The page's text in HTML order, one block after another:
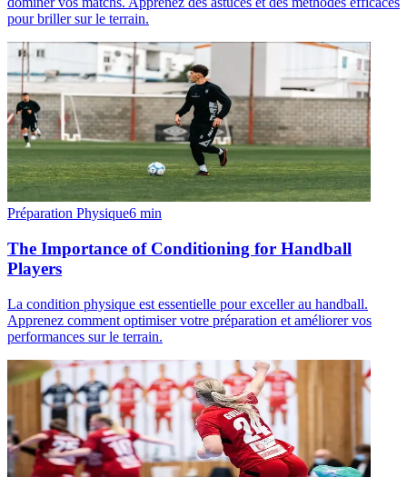
pour briller sur le terrain.
Préparation Physique6 min
The Importance of Conditioning for Handball
Players
La condition physique est essentielle pour exceller au handball.
Apprenez comment optimiser votre préparation et améliorer vos
performances sur le terrain.